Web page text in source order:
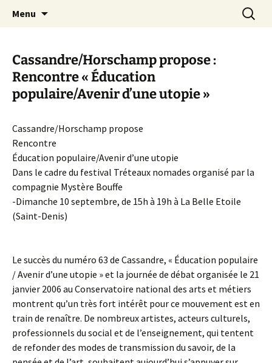
Canal Marches
Menu
Cassandre/Horschamp propose :
Rencontre « Éducation
populaire/Avenir d’une utopie »
Cassandre/Horschamp propose
Rencontre
Éducation populaire/Avenir d’une utopie
Dans le cadre du festival Tréteaux nomades organisé par la
compagnie Mystère Bouffe
-Dimanche 10 septembre, de 15h à 19h à La Belle Etoile
(Saint-Denis)
Le succès du numéro 63 de Cassandre, « Éducation populaire
/ Avenir d’une utopie » et la journée de débat organisée le 21
janvier 2006 au Conservatoire national des arts et métiers
montrent qu’un très fort intérêt pour ce mouvement est en
train de renaître. De nombreux artistes, acteurs culturels,
professionnels du social et de l’enseignement, qui tentent
de refonder des modes de transmission du savoir, de la